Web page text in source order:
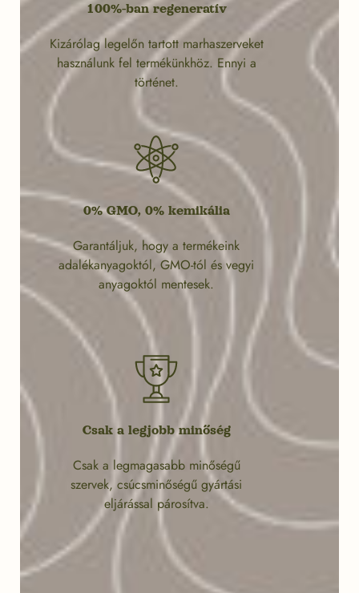
100%-ban regeneratív
Kizárólag legelőn tartott marhaszerveket
használunk fel termékünkhöz. Ennyi a
történet.
0% GMO, 0% kemikália
Garantáljuk, hogy a termékeink
adalékanyagoktól, GMO-tól és vegyi
anyagoktól mentesek.
Csak a legjobb minőség
Csak a legmagasabb minőségű
szervek, csúcsminőségű gyártási
eljárással párosítva.